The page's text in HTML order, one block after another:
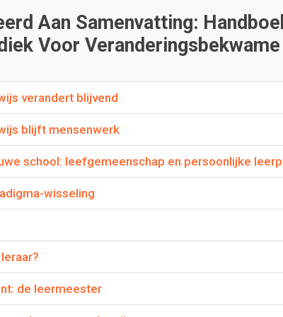
in het werkveld nodig hebben om te starten, en
1 Van onderwijzen naar begeleiden
1.1 Inleiding
allegorie 'Vliegen'?
van het besluit om competentie-gestuurd onderwijs in
tot het kern-thema "zelf-vliegen vereist losgelaten te
Aan Samenvatting:
Voor
verandert blijvend
blijft mensenwerk
school: leefgemeenschap en persoonlijke
wisseling
de leermeester